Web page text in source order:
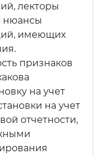
лекторы
нюансы
имеющих
признаков
на учет
на учет
отчетности,